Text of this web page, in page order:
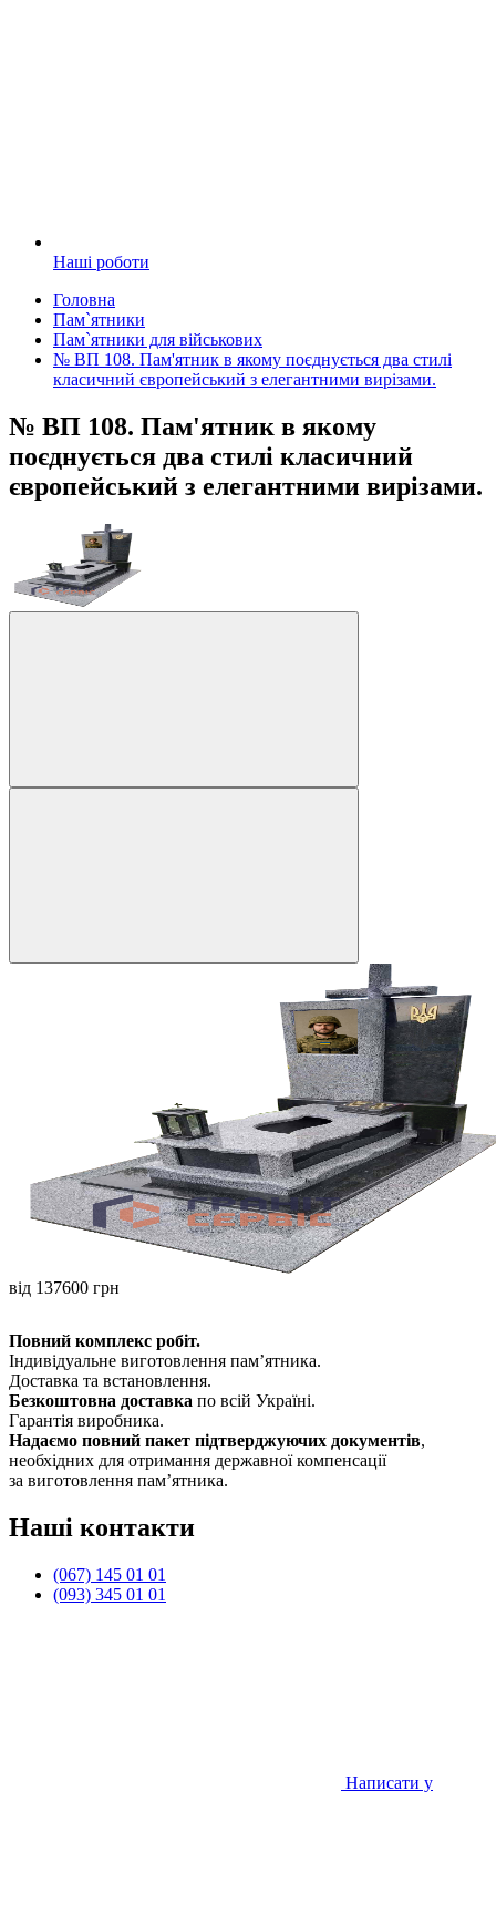
Наші роботи
Головна
Пам`ятники
Пам`ятники для військових
№ ВП 108. Пам'ятник в якому поєднується два стилі
класичний європейський з елегантними вирізами.
№ ВП 108. Пам'ятник в якому
поєднується два стилі класичний
європейський з елегантними вирізами.
від 137600 грн
Повний комплекс робіт.
Індивідуальне виготовлення памʼятника.
Доставка та встановлення.
Безкоштовна доставка по всій Україні.
Гарантія виробника.
Надаємо повний пакет підтверджуючих документів,
необхідних для отримання державної компенсації
за виготовлення пам’ятника.
Наші контакти
(067) 145 01 01
(093) 345 01 01
Написати у